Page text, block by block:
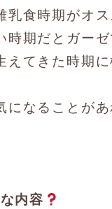
食時期がオス
期だとガー
てきた時期に
になることが
内容